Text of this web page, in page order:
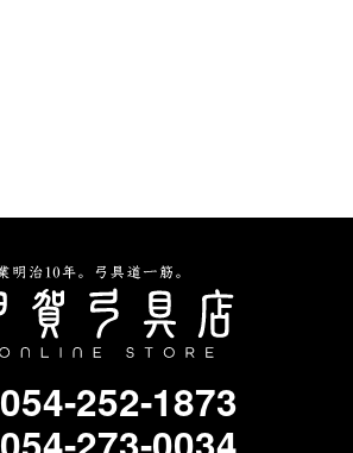
054-252-1873